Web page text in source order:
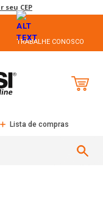
CEP
TRABALHE CONOSCO
Lista de compras